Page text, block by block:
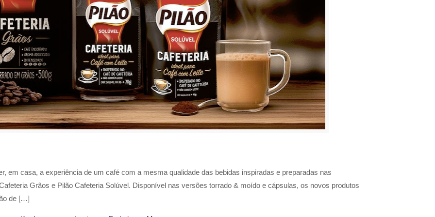
em casa, a experiência de um café com a mesma qualidade das bebidas inspiradas e preparadas nas
Grãos e Pilão Cafeteria Solúvel. Disponível nas versões torrado & moído e cápsulas, os novos produtos
de […]